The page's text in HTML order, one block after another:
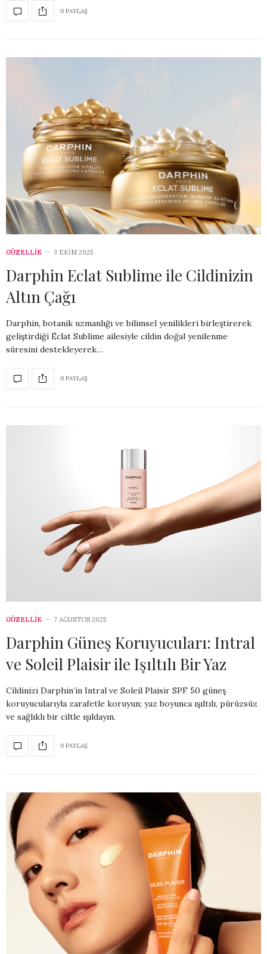
0 PAYLAŞ
GÜZELLİK 3 EKIM 2025
Darphin Eclat Sublime ile Cildinizin
Altın Çağı
Darphin, botanik uzmanlığı ve bilimsel yenilikleri birleştirerek
geliştirdiği Éclat Sublime ailesiyle cildin doğal yenilenme
süresini destekleyerek…
0 PAYLAŞ
GÜZELLİK 7 AĞUSTOS 2025
Darphin Güneş Koruyucuları: Intral
ve Soleil Plaisir ile Işıltılı Bir Yaz
Cildinizi Darphin’in Intral ve Soleil Plaisir SPF 50 güneş
koruyucularıyla zarafetle koruyun; yaz boyunca ışıltılı, pürüzsüz
ve sağlıklı bir ciltle ışıldayın.
0 PAYLAŞ